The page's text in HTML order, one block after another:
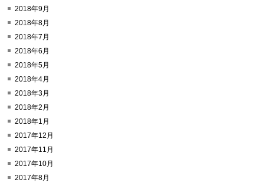
2018年9月
2018年8月
2018年7月
2018年6月
2018年5月
2018年4月
2018年3月
2018年2月
2018年1月
2017年12月
2017年11月
2017年10月
2017年8月